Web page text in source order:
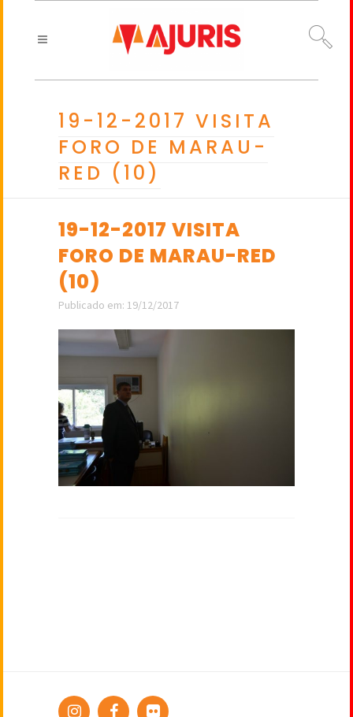
19-12-2017 VISITA
FORO DE MARAU-
RED (10)
19-12-2017 VISITA
FORO DE MARAU-RED
(10)
Publicado em: 19/12/2017